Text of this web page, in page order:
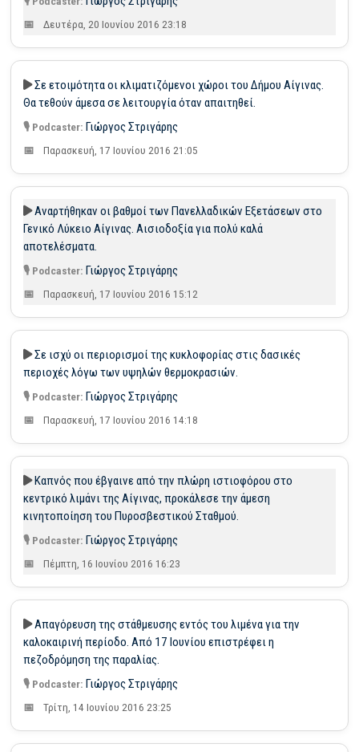
Δευτέρα, 20 Ιουνίου 2016 23:18
Σε ετοιμότητα οι κλιματιζόμενοι χώροι του Δήμου Αίγινας.
Θα τεθούν άμεσα σε λειτουργία όταν απαιτηθεί.
Γιώργος Στριγάρης
Παρασκευή, 17 Ιουνίου 2016 21:05
Αναρτήθηκαν οι βαθμοί των Πανελλαδικών Εξετάσεων στο
Γενικό Λύκειο Αίγινας. Αισιοδοξία για πολύ καλά
αποτελέσματα.
Γιώργος Στριγάρης
Παρασκευή, 17 Ιουνίου 2016 15:12
Σε ισχύ οι περιορισμοί της κυκλοφορίας στις δασικές
περιοχές λόγω των υψηλών θερμοκρασιών.
Γιώργος Στριγάρης
Παρασκευή, 17 Ιουνίου 2016 14:18
Καπνός που έβγαινε από την πλώρη ιστιοφόρου στο
κεντρικό λιμάνι της Αίγινας, προκάλεσε την άμεση
κινητοποίηση του Πυροσβεστικού Σταθμού.
Γιώργος Στριγάρης
Πέμπτη, 16 Ιουνίου 2016 16:23
Απαγόρευση της στάθμευσης εντός του λιμένα για την
καλοκαιρινή περίοδο. Από 17 Ιουνίου επιστρέφει η
πεζοδρόμηση της παραλίας.
Γιώργος Στριγάρης
Τρίτη, 14 Ιουνίου 2016 23:25